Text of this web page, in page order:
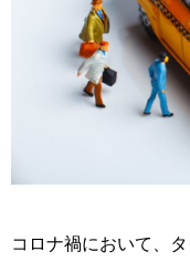
コロナ禍において、